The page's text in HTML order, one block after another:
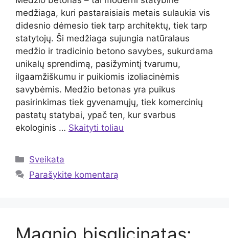
medžiaga, kuri pastaraisiais metais sulaukia vis
didesnio dėmesio tiek tarp architektų, tiek tarp
statytojų. Ši medžiaga sujungia natūralaus
medžio ir tradicinio betono savybes, sukurdama
unikalų sprendimą, pasižymintį tvarumu,
ilgaamžiškumu ir puikiomis izoliacinėmis
savybėmis. Medžio betonas yra puikus
pasirinkimas tiek gyvenamųjų, tiek komercinių
pastatų statybai, ypač ten, kur svarbus
ekologinis … Skaityti toliau
Kategorijos
Sveikata
Parašykite komentarą